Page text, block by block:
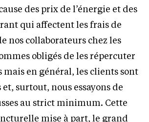
des prix de l’énergie et des
qui affectent les frais de
nos collaborateurs chez les
obligés de les répercuter
mais en général, les clients sont
surtout, nous essayons de
au strict minimum. Cette
mise à part, le grand